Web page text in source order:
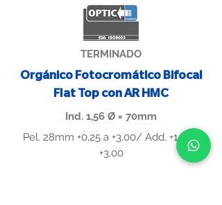
TERMINADO
Orgánico Fotocromático Bifocal
Flat Top con AR HMC
Ind. 1,56 Ø = 70mm
Pel. 28mm +0,25 a +3,00/ Add. +1,75 a
+3,00